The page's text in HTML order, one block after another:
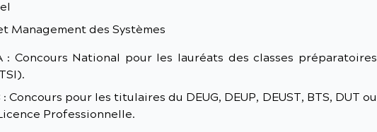
Management des Systèmes
: Concours National pour les lauréats des classes préparatoires
Concours pour les titulaires du DEUG, DEUP, DEUST, BTS, DUT ou
Professionnelle.